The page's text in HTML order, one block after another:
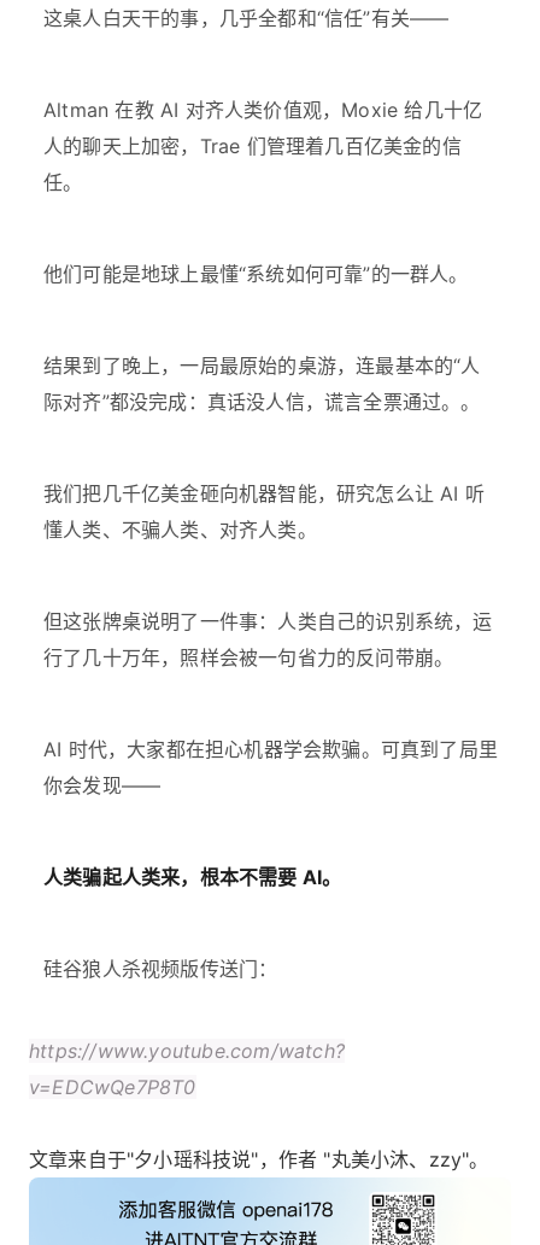
这桌人白天干的事，几乎全都和“信任”有关——
Altman 在教 AI 对齐人类价值观，Moxie 给几十亿
人的聊天上加密，Trae 们管理着几百亿美金的信
任。
他们可能是地球上最懂“系统如何可靠”的一群人。
结果到了晚上，一局最原始的桌游，连最基本的“人
际对齐”都没完成：真话没人信，谎言全票通过。。
我们把几千亿美金砸向机器智能，研究怎么让 AI 听
懂人类、不骗人类、对齐人类。
但这张牌桌说明了一件事：人类自己的识别系统，运
行了几十万年，照样会被一句省力的反问带崩。
AI 时代，大家都在担心机器学会欺骗。可真到了局里
你会发现——
人类骗起人类来，根本不需要 AI。
硅谷狼人杀视频版传送门：
https://www.youtube.com/watch?
v=EDCwQe7P8T0
文章来自于"夕小瑶科技说"，作者 "丸美小沐、zzy"。